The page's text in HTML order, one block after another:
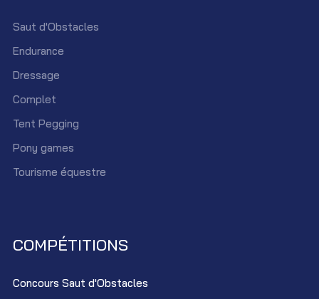
Saut d'Obstacles
Endurance
Dressage
Complet
Tent Pegging
Pony games
Tourisme équestre
COMPÉTITIONS
Concours Saut d'Obstacles